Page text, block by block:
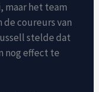
maar het team
coureurs van
stelde dat
nog effect te